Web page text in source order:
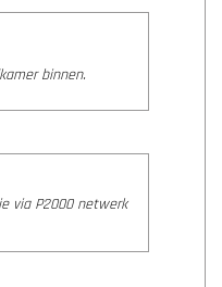
binnen.
via P2000 netwerk